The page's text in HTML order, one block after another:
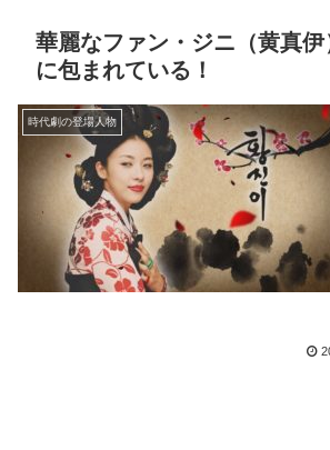
華麗なファン・ジニ（黄真
に包まれている！
時代劇の登場人物